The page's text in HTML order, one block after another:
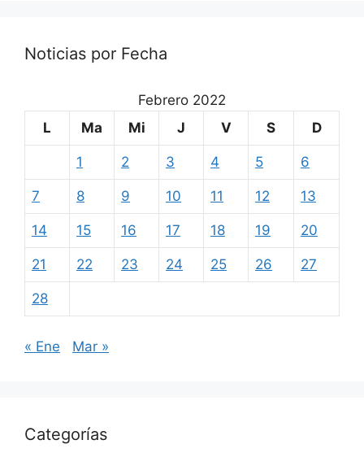
Noticias por Fecha
Febrero 2022
L
Ma Mi J V S D
1 2 3 4 5 6
7 8 9 10 11 12 13
14 15 16 17 18 19 20
21 22 23 24 25 26 27
28
« Ene Mar »
Categorías